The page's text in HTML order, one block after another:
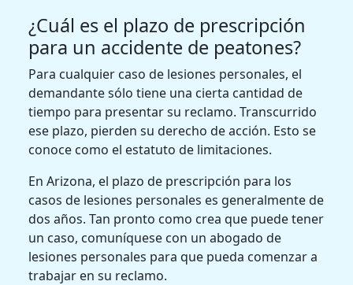
¿Cuál es el plazo de prescripción
para un accidente de peatones?
Para cualquier caso de lesiones personales, el
demandante sólo tiene una cierta cantidad de
tiempo para presentar su reclamo. Transcurrido
ese plazo, pierden su derecho de acción. Esto se
conoce como el estatuto de limitaciones.
En Arizona, el plazo de prescripción para los
casos de lesiones personales es generalmente de
dos años. Tan pronto como crea que puede tener
un caso, comuníquese con un abogado de
lesiones personales para que pueda comenzar a
trabajar en su reclamo.